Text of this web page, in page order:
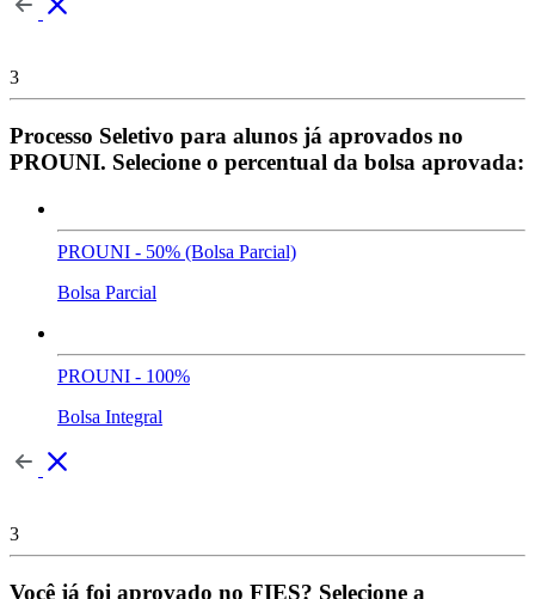
3
Processo Seletivo para alunos já aprovados no
PROUNI. Selecione o percentual da bolsa aprovada:
PROUNI - 50% (Bolsa Parcial)
Bolsa Parcial
PROUNI - 100%
Bolsa Integral
3
Você já foi aprovado no FIES? Selecione a